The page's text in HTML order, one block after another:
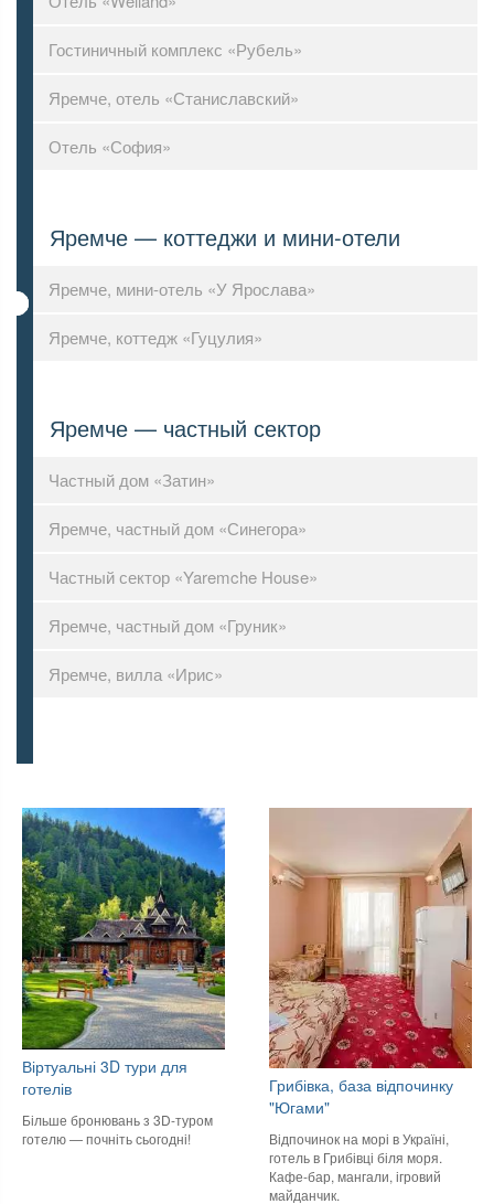
Гостиничный комплекс «Рубель»
Яремче, отель «Станиславский»
Отель «София»
Яремче — коттеджи и мини-отели
Яремче, мини-отель «У Ярослава»
Яремче, коттедж «Гуцулия»
Яремче — частный сектор
Частный дом «Затин»
Яремче, частный дом «Синегора»
Частный сектор «Yaremche House»
Яремче, частный дом «Груник»
Яремче, вилла «Ирис»
Віртуальні 3D тури для
готелів
Більше бронювань з 3D-туром
готелю — почніть сьогодні!
Грибівка, база відпочинку
"Югами"
Відпочинок на морі в Україні,
готель в Грибівці біля моря.
Кафе-бар, мангали, ігровий
майданчик.